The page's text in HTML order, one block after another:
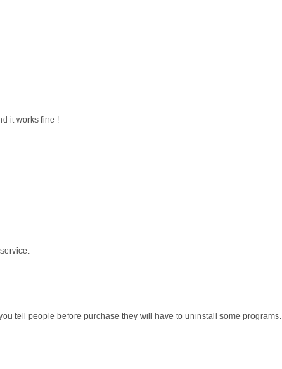
it works fine !
tell people before purchase they will have to uninstall some programs.